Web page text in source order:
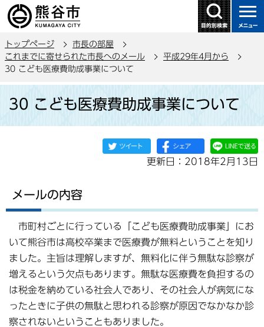
の
ー
ジ
で
トップページ
市長の部屋
これまでに寄せられた市長へのメール
平成29年4月から
30 こども医療費助成事業について
30 こども医療費助成事業について
更新日：2018年2月13日
メールの内容
市町村ごとに行っている「こども医療費助成事業」にお
いて熊谷市は高校卒業まで医療費が無料ということを知り
ました。主旨は理解しますが、無料化に伴う無駄な診察が
増えるという欠点もあります。無駄な医療費を負担するの
は税金を納めている社会人であり、その社会人が病気にな
ったときに子供の無駄と思われる診察が原因でなかなか診
察されないということもありました。